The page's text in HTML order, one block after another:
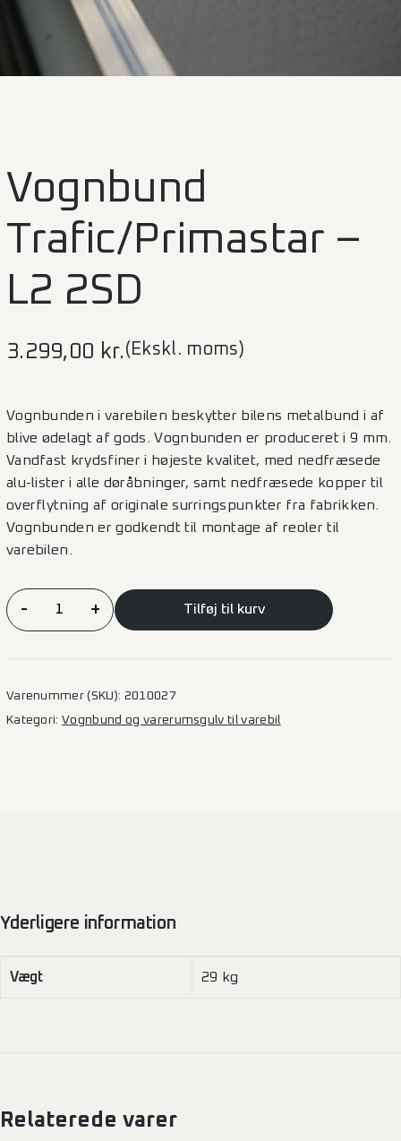
Vognbund
Trafic/Primastar –
L2 2SD
3.299,00 kr. (Ekskl. moms)
Vognbunden i varebilen beskytter bilens metalbund i af
blive ødelagt af gods. Vognbunden er produceret i 9 mm.
Vandfast krydsfiner i højeste kvalitet, med nedfræsede
alu-lister i alle døråbninger, samt nedfræsede kopper til
overflytning af originale surringspunkter fra fabrikken.
Vognbunden er godkendt til montage af reoler til
varebilen.
Vognbund
Trafic/Primastar
- + Tilføj til kurv
Varenummer (SKU): 2010027
Kategori:Vognbund og varerumsgulv til varebil
Yderligere information
Vægt 29 kg
Relaterede varer